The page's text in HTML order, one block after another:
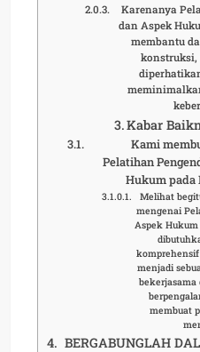
Karenanya
dan Aspek
membantu
konstruksi,
Kabar
Kami
Pelatihan
Hukum
Melihat
mengenai
Aspek
menjadi
membuat
BERGABUNGLAH